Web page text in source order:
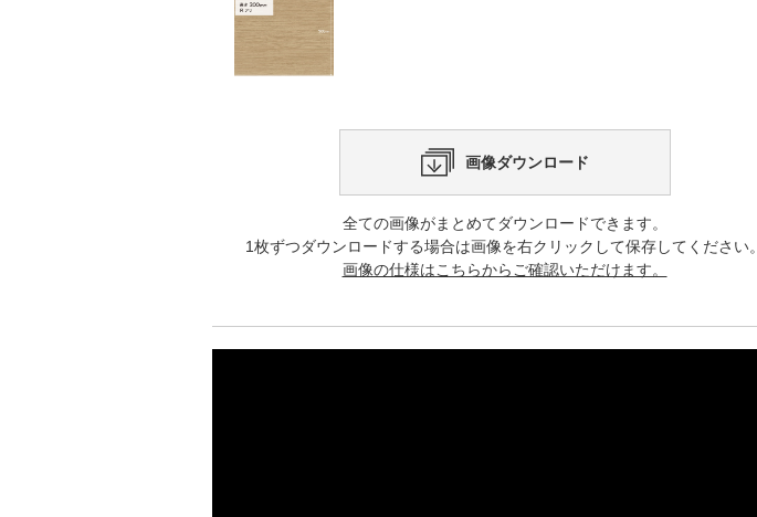
画像ダウンロード
全ての画像がまとめてダウンロードできます。
1枚ずつダウンロードする場合は画像を右クリックして保存してください。
画像の仕様はこちらからご確認いただけます。